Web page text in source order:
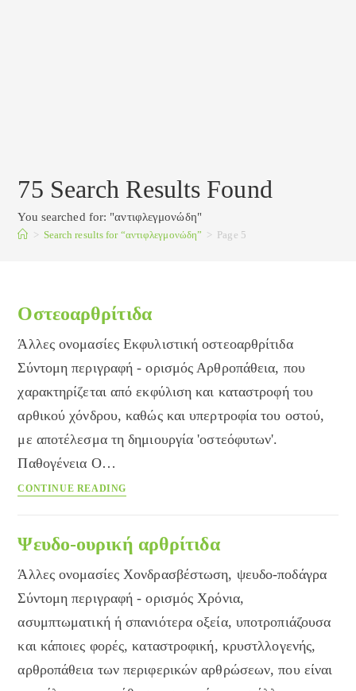
75 Search Results Found
You searched for: "αντιφλεγμονώδη"
> Search results for“αντιφλεγμονώδη” > Page 5
Οστεοαρθρίτιδα
Άλλες ονομασίες Εκφυλιστική οστεοαρθρίτιδα
Σύντομη περιγραφή - ορισμός Αρθροπάθεια, που
χαρακτηρίζεται από εκφύλιση και καταστροφή του
αρθικού χόνδρου, καθώς και υπερτροφία του οστού,
με αποτέλεσμα τη δημιουργία 'οστεόφυτων'.
Παθογένεια Ο…
CONTINUE READING
Ψευδο-ουρική αρθρίτιδα
Άλλες ονομασίες Χονδρασβέστωση, ψευδο-ποδάγρα
Σύντομη περιγραφή - ορισμός Χρόνια,
ασυμπτωματική ή σπανιότερα οξεία, υποτροπιάζουσα
και κάποιες φορές, καταστροφική, κρυστλλογενής,
αρθροπάθεια των περιφερικών αρθρώσεων, που είναι